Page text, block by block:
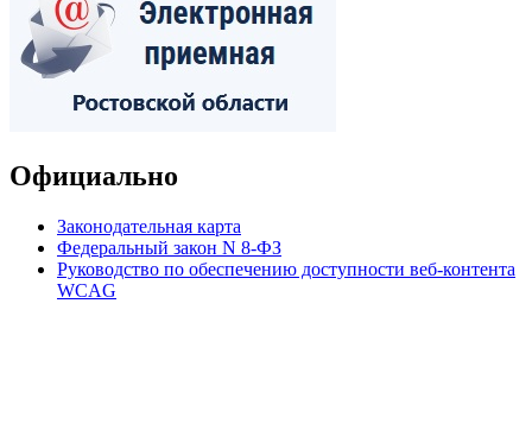
Официально
Законодательная карта
Федеральный закон N 8-ФЗ
Руководство по обеспечению доступности веб-контента
WCAG